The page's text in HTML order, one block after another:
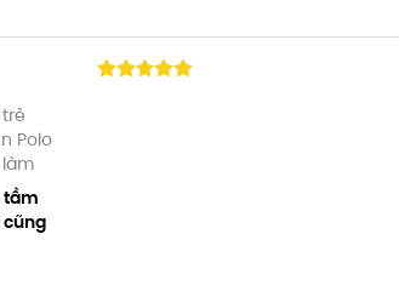
Polo
tầm